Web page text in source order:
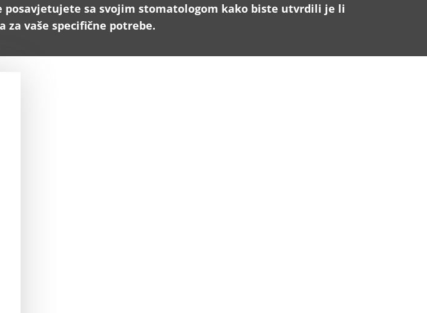
posavjetujete sa svojim stomatologom kako biste utvrdili je li
za vaše specifične potrebe.